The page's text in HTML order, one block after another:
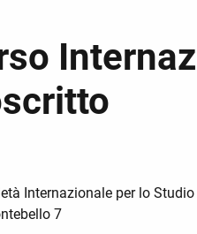
Internazionale per lo
7